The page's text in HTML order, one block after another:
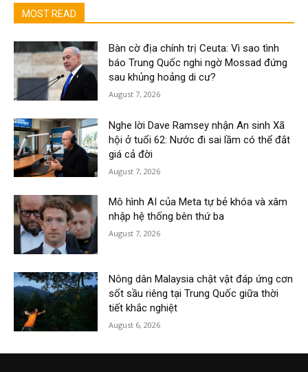
MOST READ
Bàn cờ địa chính trị Ceuta: Vì sao tình
báo Trung Quốc nghi ngờ Mossad đứng
sau khủng hoảng di cư?
August 7, 2026
Nghe lời Dave Ramsey nhận An sinh Xã
hội ở tuổi 62: Nước đi sai lầm có thể đắt
giá cả đời
August 7, 2026
Mô hình AI của Meta tự bẻ khóa và xâm
nhập hệ thống bên thứ ba
August 7, 2026
Nông dân Malaysia chật vật đáp ứng cơn
sốt sầu riêng tại Trung Quốc giữa thời
tiết khắc nghiệt
August 6, 2026